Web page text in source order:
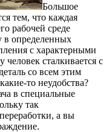
Большое
тем, что каждая
рабочей среде
в определенных
с характерными
сталкивается с
со всем этим
то неудобства?
в специальные
так
а вы